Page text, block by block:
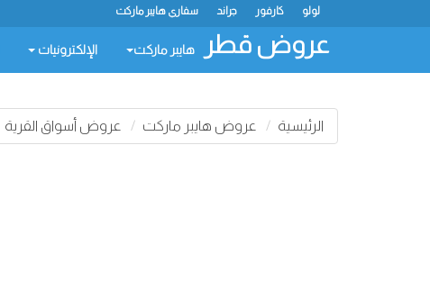
سفاري هايبر ماركت جراند كارفور لولو
عروض قطر هايبر ماركت الإلكترونيات
الرئيسية عروض هايبر ماركت عروض أسواق القرية